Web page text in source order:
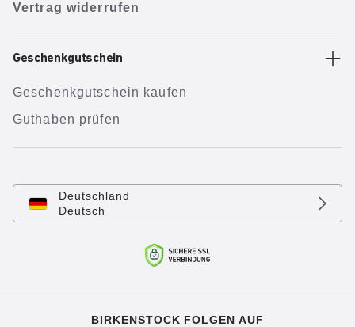
Vertrag widerrufen
Geschenkgutschein
Geschenkgutschein kaufen
Guthaben prüfen
Deutschland
Deutsch
BIRKENSTOCK FOLGEN AUF